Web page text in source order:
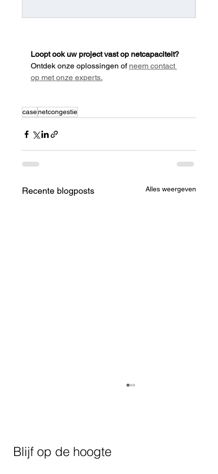
Loopt ook uw project vast op netcapaciteit?
Ontdek onze oplossingen of neem contact
op met onze experts.
casenetcongestie
Recente blogposts Alles weergeven
Blijf op de hoogte